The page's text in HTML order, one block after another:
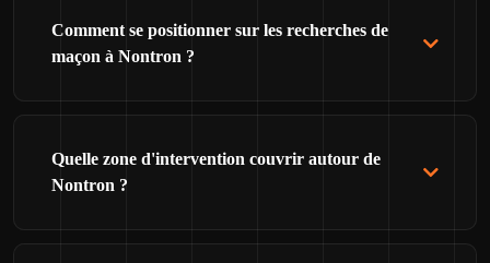
Comment se positionner sur les recherches de
maçon à Nontron ?
Quelle zone d'intervention couvrir autour de
Nontron ?